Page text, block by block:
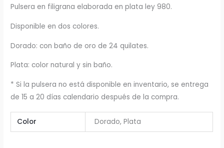
Pulsera en filigrana elaborada en plata ley 980.
Disponible en dos colores.
Dorado: con baño de oro de 24 quilates.
Plata: color natural y sin baño.
* Si la pulsera no está disponible en inventario, se entrega
de 15 a 20 días calendario después de la compra.
Color Dorado, Plata